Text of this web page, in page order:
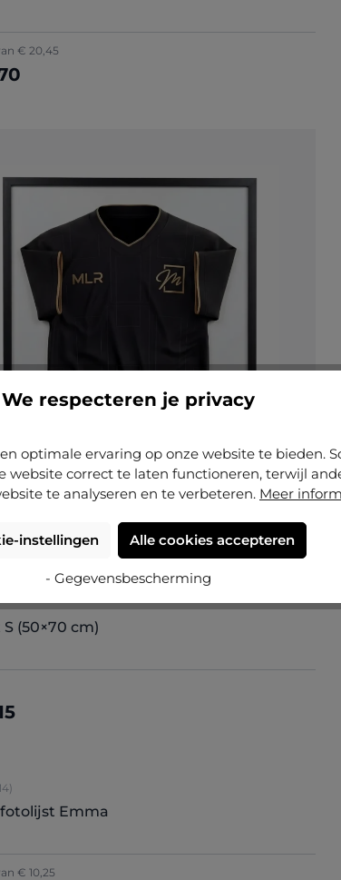
€ 20,45
(50×70 cm)
waardering van 4.86 van 5 sterren
Emma
€ 10,25
We respecteren je privacy
optimale ervaring op onze website te bieden.
website correct te laten functioneren, terwijl
te analyseren en te verbeteren. Meer
instellingen Alle cookies accepteren
- Gegevensbescherming